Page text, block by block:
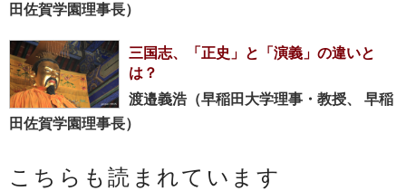
田佐賀学園理事長）
三国志、「正史」と「演義」の違いと
は？
渡邉義浩（早稲田大学理事・教授、 早稲
田佐賀学園理事長）
こちらも読まれています